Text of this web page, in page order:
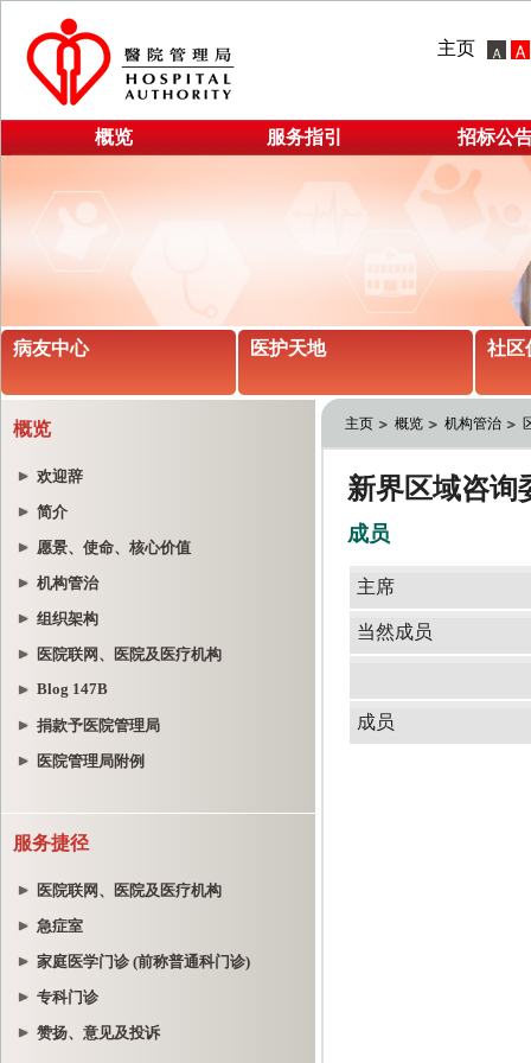
主页
概览 服务指引 招标公
病友中心 医护天地 社区
概览
欢迎辞
简介
愿景、使命、核心价值
机构管治
组织架构
医院联网、医院及医疗机构
Blog 147B
捐款予医院管理局
医院管理局附例
服务捷径
医院联网、医院及医疗机构
急症室
家庭医学门诊 (前称普通科门诊)
专科门诊
赞扬、意见及投诉
主页 概览 机构管治